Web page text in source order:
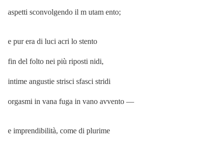
aspetti sconvolgendo il m utam ento;
e pur era di luci acri lo stento
fin del folto nei più riposti nidi,
intime angustie strisci sfasci stridi
orgasmi in vana fuga in vano avvento —
e imprendibilità, come di plurime